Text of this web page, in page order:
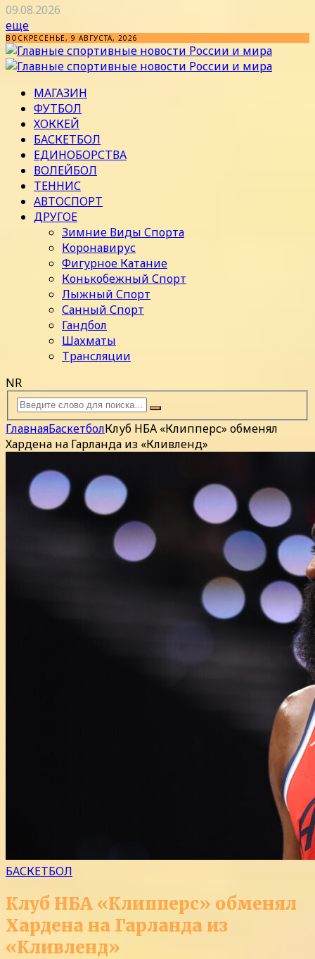
09.08.2026
еще
ВОСКРЕСЕНЬЕ, 9 АВГУСТА, 2026
МАГАЗИН
ФУТБОЛ
ХОККЕЙ
БАСКЕТБОЛ
ЕДИНОБОРСТВА
ВОЛЕЙБОЛ
ТЕННИС
АВТОСПОРТ
ДРУГОЕ
Зимние Виды Спорта
Коронавирус
Фигурное Катание
Конькобежный Спорт
Лыжный Спорт
Санный Спорт
Гандбол
Шахматы
Трансляции
NR
ГлавнаяБаскетболКлуб НБА «Клипперс» обменял
Хардена на Гарланда из «Кливленд»
БАСКЕТБОЛ
Клуб НБА «Клипперс» обменял
Хардена на Гарланда из
«Кливленд»